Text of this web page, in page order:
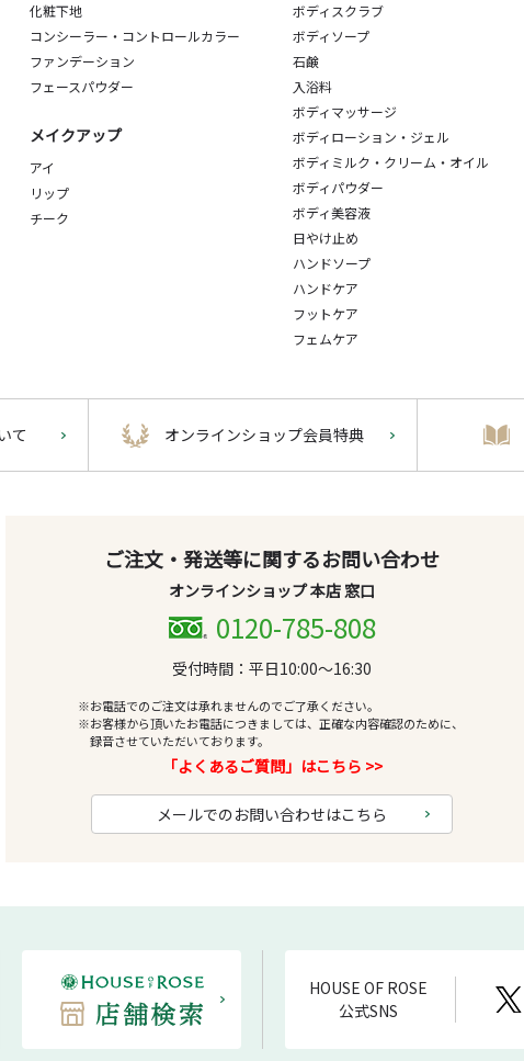
化粧下地
コンシーラー・コントロールカラー
ファンデーション
フェースパウダー
メイクアップ
アイ
リップ
チーク
ボディスクラブ
ボディソープ
石鹸
入浴料
ボディマッサージ
ボディローション・ジェル
ボディミルク・クリーム・オイル
ボディパウダー
ボディ美容液
日やけ止め
ハンドソープ
ハンドケア
フットケア
フェムケア
て オンラインショップ会員特典
ご注文・発送等に関するお問い合わせ
オンラインショップ 本店 窓口
0120-785-808
受付時間：平日10:00～16:30
※お電話でのご注文は承れませんのでご了承ください。
※お客様から頂いたお電話につきましては、正確な内容確認のために、
録音させていただいております。
「よくあるご質問」はこちら >>
メールでのお問い合わせはこちら
HOUSE OF ROSE
公式SNS